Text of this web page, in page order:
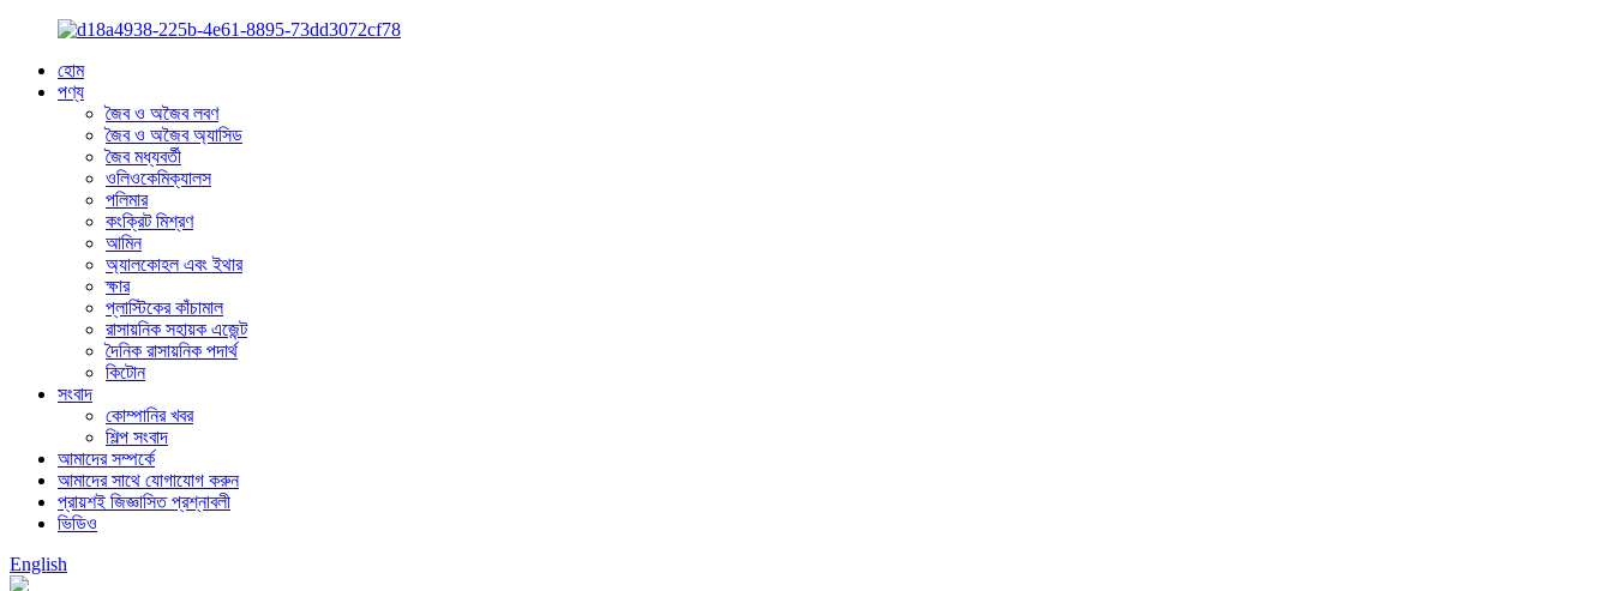
হোম
পণ্য
জৈব ও অজৈব লবণ
জৈব ও অজৈব অ্যাসিড
জৈব মধ্যবর্তী
ওলিওকেমিক্যালস
পলিমার
কংক্রিট মিশ্রণ
আমিন
অ্যালকোহল এবং ইথার
ক্ষার
প্লাস্টিকের কাঁচামাল
রাসায়নিক সহায়ক এজেন্ট
দৈনিক রাসায়নিক পদার্থ
কিটোন
সংবাদ
কোম্পানির খবর
শিল্প সংবাদ
আমাদের সম্পর্কে
আমাদের সাথে যোগাযোগ করুন
প্রায়শই জিজ্ঞাসিত প্রশ্নাবলী
ভিডিও
English